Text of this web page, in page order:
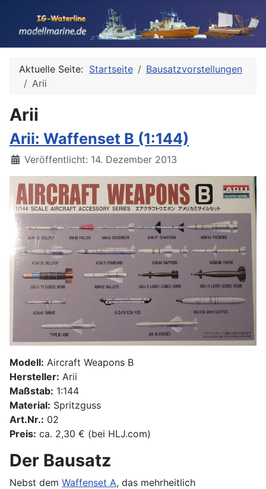
Aktuelle Seite: Startseite
Bausatzvorstellungen
Arii
Arii
Arii: Waffenset B (1:144)
Details
Veröffentlicht: 14. Dezember 2013
Modell: Aircraft Weapons B
Hersteller: Arii
Maßstab: 1:144
Material: Spritzguss
Art.Nr.: 02
Preis: ca. 2,30 € (bei HLJ.com)
Der Bausatz
Nebst dem Waffenset A, das mehrheitlich